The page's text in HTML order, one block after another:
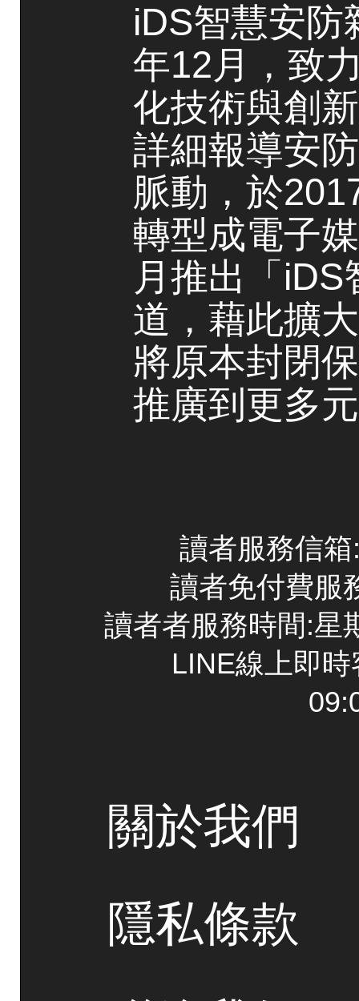
iDS智慧安防
年12月，致
化技術與創
詳細報導安
脈動，於
轉型成電子
月推出「
道，藉此擴
將原本封閉
推廣到更多
讀者服務信
讀者免付費服
讀者者服務時間:星
LINE線上即
關於我們
隱私條款